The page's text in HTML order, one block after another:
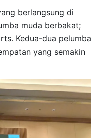
berlangsung di
muda berbakat;
Kedua-dua pelumba
yang semakin